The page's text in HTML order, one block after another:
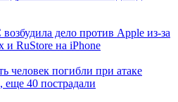
дело против Apple из-за
и RuStore на iPhone
человек погибли при атаке
40 пострадали